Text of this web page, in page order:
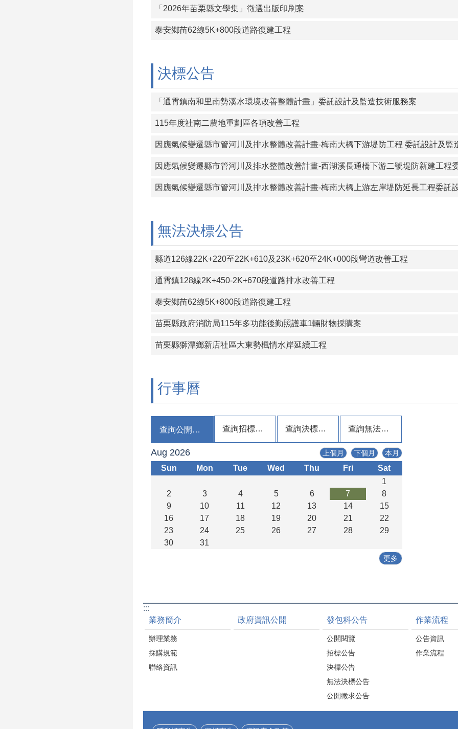
「2026年苗栗縣文學集」徵選出版印刷案
泰安鄉苗62線5K+800段道路復建工程
決標公告
「通霄鎮南和里南勢溪水環境改善整體計畫」委託設計及監造技術服務案
115年度社南二農地重劃區各項改善工程
因應氣候變遷縣市管河川及排水整體改善計畫-梅南大橋下游堤防工程 委託設計及監
因應氣候變遷縣市管河川及排水整體改善計畫-西湖溪長通橋下游二號堤防新建工程
因應氣候變遷縣市管河川及排水整體改善計畫-梅南大橋上游左岸堤防延長工程委託
無法決標公告
縣道126線22K+220至22K+610及23K+620至24K+000段彎道改善工程
通霄鎮128線2K+450-2K+670段道路排水改善工程
泰安鄉苗62線5K+800段道路復建工程
苗栗縣政府消防局115年多功能後勤照護車1輛財物採購案
苗栗縣獅潭鄉新店社區大東勢楓情水岸延續工程
行事曆
查詢公開閱覽 查詢招標公告 查詢決標公告 查詢無法決標公告
上個月 下個月 本月
Aug 2026
Sun Mon Tue Wed Thu Fri
Sat
1
2
3 4 5 6 7
8
9
10 11 12 13 14
15
16
17 18 19 20 21
22
23
24 25 26 27 28
29
30
31
更多
:::
業務簡介
辦理業務
採購規範
聯絡資訊
政府資訊公開 發包科公告
公開閱覽
招標公告
決標公告
無法決標公告
公開徵求公告
作業流程
公告資訊
作業流程